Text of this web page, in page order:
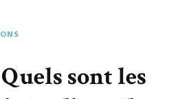
sont les